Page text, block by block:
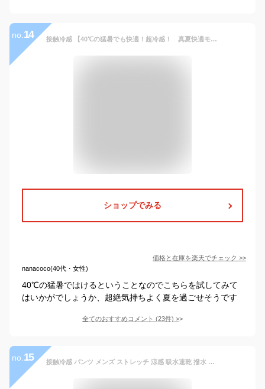
no. 14 接触冷感 【40℃の猛暑でも快適！超冷感！ 真夏快適モデル 発売中】チノパン メンズ 涼しい スキニーパンツ メンズパンツ 超伸縮 超ストレッチ 細身 美脚 ゴルフパンツ
ショップでみる
価格と在庫を楽天でチェック >>
nanacoco(40代・女性)
40℃の猛暑ではけるということなのでこちらを試してみて
はいかがでしょうか、超絶気持ちよく夏を過ごせそうです
全てのおすすめコメント (23件) >
no. 15 接触冷感 パンツ メンズ ストレッチ 涼感 吸水速乾 撥水 UVカット チノパン 超伸縮 ゴルフウェア 夏服【ゆうパケット送料無料】【1-E9R】